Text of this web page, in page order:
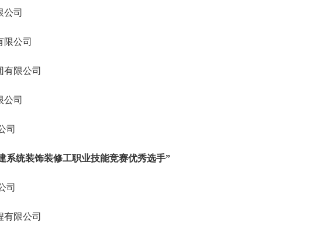
公司
限公司
有限公司
公司
司
系统装饰装修工职业技能竞赛优秀选手”
司
有限公司